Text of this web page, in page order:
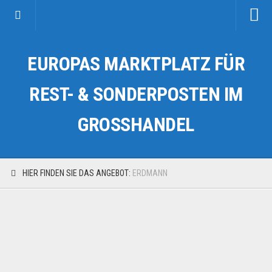
Kategorien
Auto & Motorrad
Fahrzeuge & Transport
EUROPAS MARKTPLATZ FÜR
REST- & SONDERPOSTEN IM
GROSSHANDEL
HIER FINDEN SIE DAS ANGEBOT: ERDMANN